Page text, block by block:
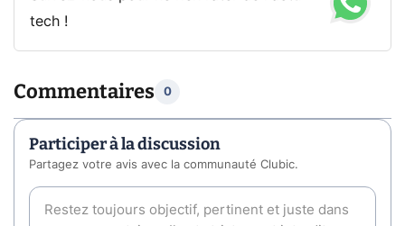
tech !
Commentaires 0
Participer à la discussion
Partagez votre avis avec la communauté Clubic.